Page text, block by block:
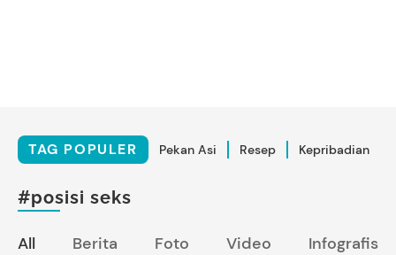
TAG POPULER Pekan Asi Resep Kepribadian
#posisi seks
All Berita Foto Video Infografis